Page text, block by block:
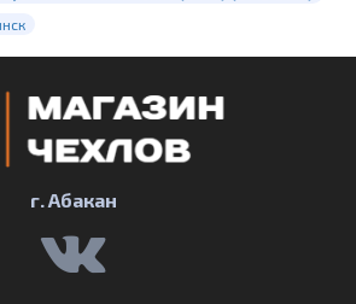
г. Абакан